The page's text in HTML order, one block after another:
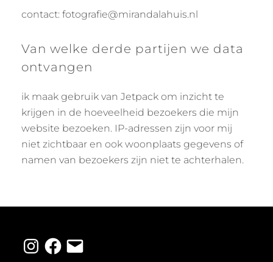
contact: fotografie@mirandalahuis.nl
Van welke derde partijen we data
ontvangen
ik maak gebruik van Jetpack om inzicht te
krijgen in de hoeveelheid bezoekers die mijn
website bezoeken. IP-adressen zijn voor mij
niet zichtbaar en ook woonplaats gegevens of
namen van bezoekers zijn niet te achterhalen.
Instagram
Facebook
E-
mail